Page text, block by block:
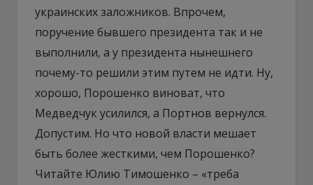
украинских заложников. Впрочем,
поручение бывшего президента так и не
выполнили, а у президента нынешнего
почему-то решили этим путем не идти. Ну,
хорошо, Порошенко виноват, что
Медведчук усилился, а Портнов вернулся.
Допустим. Но что новой власти мешает
быть более жесткими, чем Порошенко?
Читайте Юлию Тимошенко – «треба